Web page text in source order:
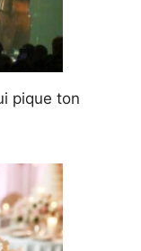
pique ton